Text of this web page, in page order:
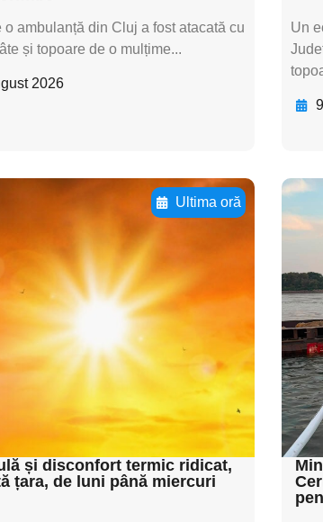
o ambulanță din Cluj a fost atacată cu
și topoare de o mulțime...
2026
Un
Ultima oră
aici textul
aici
pentru
aici
pentru
aici
pentru subti
și disconfort termic ridicat,
țara, de luni până miercuri